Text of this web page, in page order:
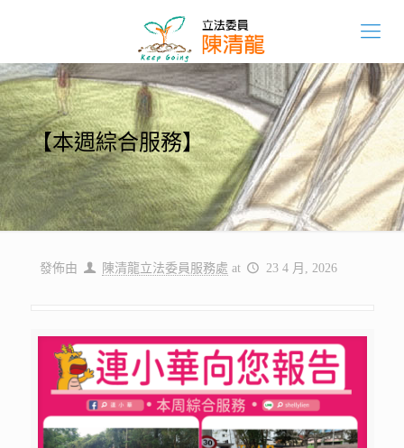
【本週綜合服務】
發佈由 陳清龍立法委員服務處 at 23 4 月, 2026